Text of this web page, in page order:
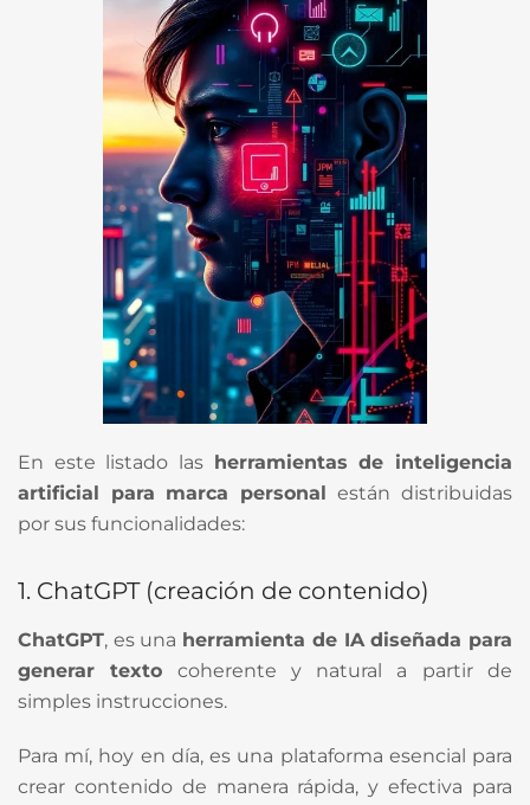
En este listado las
herramientas de inteligencia
artificial para marca personalestán distribuidas
por sus funcionalidades:
1. ChatGPT (creación de contenido)
ChatGPT, es una herramienta de IA diseñada para
generar texto coherente y natural a partir de
simples instrucciones.
Para mí, hoy en día, es una plataforma esencial para
crear contenido de manera rápida, y efectiva para